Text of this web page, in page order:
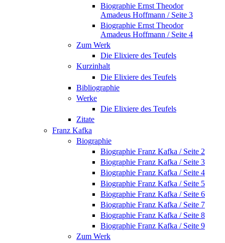
Biographie Ernst Theodor
Amadeus Hoffmann / Seite 3
Biographie Ernst Theodor
Amadeus Hoffmann / Seite 4
Zum Werk
Die Elixiere des Teufels
Kurzinhalt
Die Elixiere des Teufels
Bibliographie
Werke
Die Elixiere des Teufels
Zitate
Franz Kafka
Biographie
Biographie Franz Kafka / Seite 2
Biographie Franz Kafka / Seite 3
Biographie Franz Kafka / Seite 4
Biographie Franz Kafka / Seite 5
Biographie Franz Kafka / Seite 6
Biographie Franz Kafka / Seite 7
Biographie Franz Kafka / Seite 8
Biographie Franz Kafka / Seite 9
Zum Werk